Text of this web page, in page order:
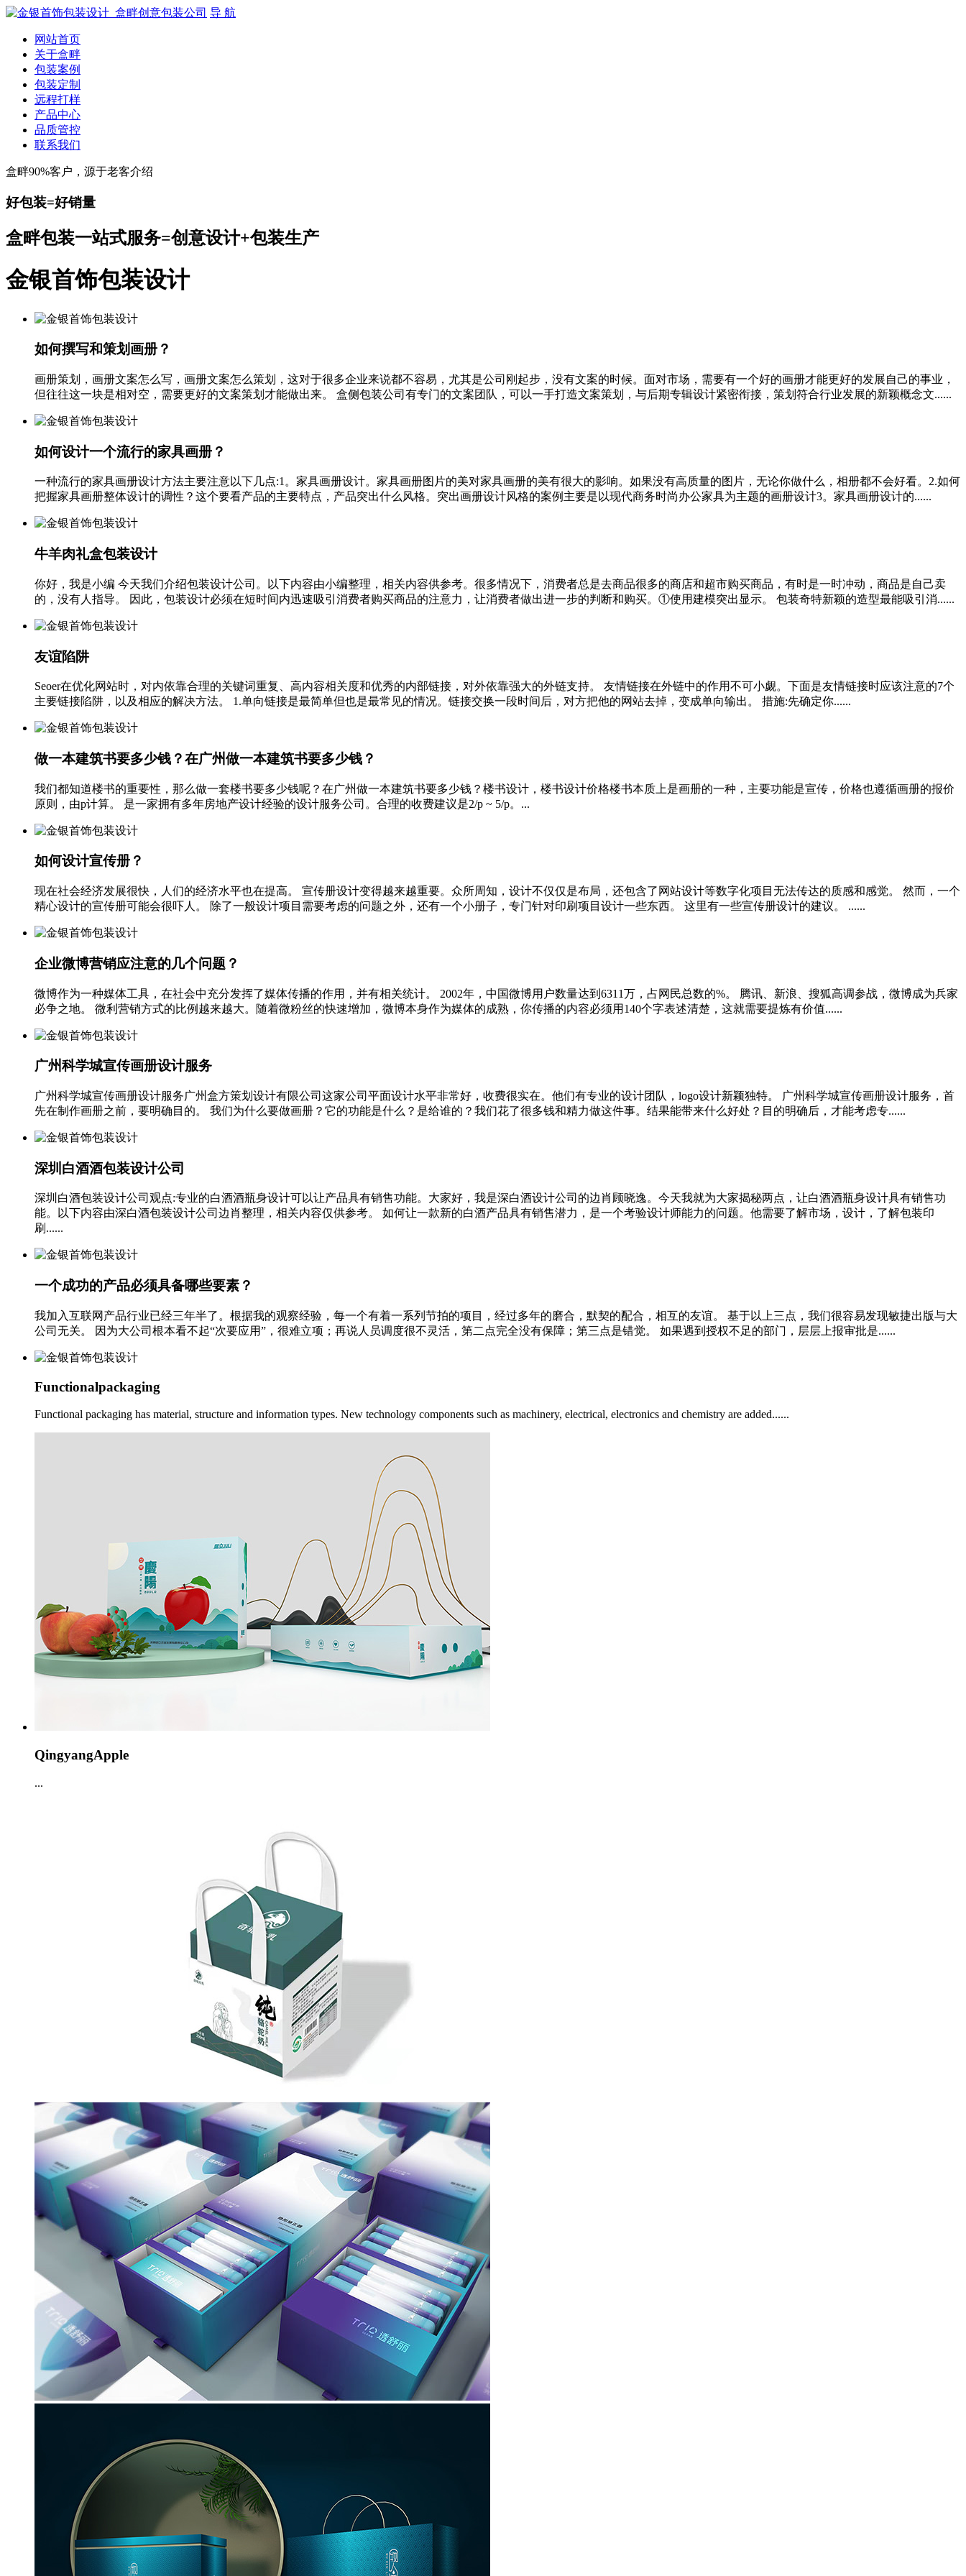
导 航
网站首页
关于盒畔
包装案例
包装定制
远程打样
产品中心
品质管控
联系我们
盒畔90%客户，源于老客介绍
好包装=好销量
盒畔包装一站式服务=创意设计+包装生产
金银首饰包装设计
如何撰写和策划画册？
画册策划，画册文案怎么写，画册文案怎么策划，这对于很多企业来说都不容易，尤其是公司刚起步，没有文案的时候。面对市场，需要有一个好的画册才能更好的发展自己的事业，
但往往这一块是相对空，需要更好的文案策划才能做出来。 盒侧包装公司有专门的文案团队，可以一手打造文案策划，与后期专辑设计紧密衔接，策划符合行业发展的新颖概念文......
如何设计一个流行的家具画册？
一种流行的家具画册设计方法主要注意以下几点:1。家具画册设计。家具画册图片的美对家具画册的美有很大的影响。如果没有高质量的图片，无论你做什么，相册都不会好看。2.如何
把握家具画册整体设计的调性？这个要看产品的主要特点，产品突出什么风格。突出画册设计风格的案例主要是以现代商务时尚办公家具为主题的画册设计3。家具画册设计的......
牛羊肉礼盒包装设计
你好，我是小编 今天我们介绍包装设计公司。以下内容由小编整理，相关内容供参考。很多情况下，消费者总是去商品很多的商店和超市购买商品，有时是一时冲动，商品是自己卖
的，没有人指导。 因此，包装设计必须在短时间内迅速吸引消费者购买商品的注意力，让消费者做出进一步的判断和购买。①使用建模突出显示。 包装奇特新颖的造型最能吸引消......
友谊陷阱
Seoer在优化网站时，对内依靠合理的关键词重复、高内容相关度和优秀的内部链接，对外依靠强大的外链支持。 友情链接在外链中的作用不可小觑。下面是友情链接时应该注意的7个
主要链接陷阱，以及相应的解决方法。 1.单向链接是最简单但也是最常见的情况。链接交换一段时间后，对方把他的网站去掉，变成单向输出。 措施:先确定你......
做一本建筑书要多少钱？在广州做一本建筑书要多少钱？
我们都知道楼书的重要性，那么做一套楼书要多少钱呢？在广州做一本建筑书要多少钱？楼书设计，楼书设计价格楼书本质上是画册的一种，主要功能是宣传，价格也遵循画册的报价
原则，由p计算。 是一家拥有多年房地产设计经验的设计服务公司。合理的收费建议是2/p ~ 5/p。...
如何设计宣传册？
现在社会经济发展很快，人们的经济水平也在提高。 宣传册设计变得越来越重要。众所周知，设计不仅仅是布局，还包含了网站设计等数字化项目无法传达的质感和感觉。 然而，一个
精心设计的宣传册可能会很吓人。 除了一般设计项目需要考虑的问题之外，还有一个小册子，专门针对印刷项目设计一些东西。 这里有一些宣传册设计的建议。 ......
企业微博营销应注意的几个问题？
微博作为一种媒体工具，在社会中充分发挥了媒体传播的作用，并有相关统计。 2002年，中国微博用户数量达到6311万，占网民总数的%。 腾讯、新浪、搜狐高调参战，微博成为兵家
必争之地。 微利营销方式的比例越来越大。随着微粉丝的快速增加，微博本身作为媒体的成熟，你传播的内容必须用140个字表述清楚，这就需要提炼有价值......
广州科学城宣传画册设计服务
广州科学城宣传画册设计服务广州盒方策划设计有限公司这家公司平面设计水平非常好，收费很实在。他们有专业的设计团队，logo设计新颖独特。 广州科学城宣传画册设计服务，首
先在制作画册之前，要明确目的。 我们为什么要做画册？它的功能是什么？是给谁的？我们花了很多钱和精力做这件事。结果能带来什么好处？目的明确后，才能考虑专......
深圳白酒酒包装设计公司
深圳白酒包装设计公司观点:专业的白酒酒瓶身设计可以让产品具有销售功能。大家好，我是深白酒设计公司的边肖顾晓逸。今天我就为大家揭秘两点，让白酒酒瓶身设计具有销售功
能。以下内容由深白酒包装设计公司边肖整理，相关内容仅供参考。 如何让一款新的白酒产品具有销售潜力，是一个考验设计师能力的问题。他需要了解市场，设计，了解包装印
刷......
一个成功的产品必须具备哪些要素？
我加入互联网产品行业已经三年半了。根据我的观察经验，每一个有着一系列节拍的项目，经过多年的磨合，默契的配合，相互的友谊。 基于以上三点，我们很容易发现敏捷出版与大
公司无关。 因为大公司根本看不起“次要应用”，很难立项；再说人员调度很不灵活，第二点完全没有保障；第三点是错觉。 如果遇到授权不足的部门，层层上报审批是......
Functionalpackaging
Functional packaging has material, structure and information types. New technology components such as machinery, electrical, electronics and chemistry are added......
QingyangApple
...